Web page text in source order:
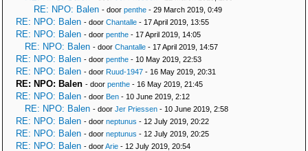
RE: NPO: Balen - door penthe - 29 March 2019, 0:49
RE: NPO: Balen - door Chantalle - 17 April 2019, 13:55
RE: NPO: Balen - door penthe - 17 April 2019, 14:05
RE: NPO: Balen - door Chantalle - 17 April 2019, 14:57
RE: NPO: Balen - door penthe - 10 May 2019, 22:53
RE: NPO: Balen - door Ruud-1947 - 16 May 2019, 20:31
RE: NPO: Balen - door penthe - 16 May 2019, 21:45
RE: NPO: Balen - door Ben - 10 June 2019, 2:12
RE: NPO: Balen - door Jer Priessen - 10 June 2019, 2:58
RE: NPO: Balen - door neptunus - 12 July 2019, 20:22
RE: NPO: Balen - door neptunus - 12 July 2019, 20:25
RE: NPO: Balen - doorArie - 12 July 2019, 20:54